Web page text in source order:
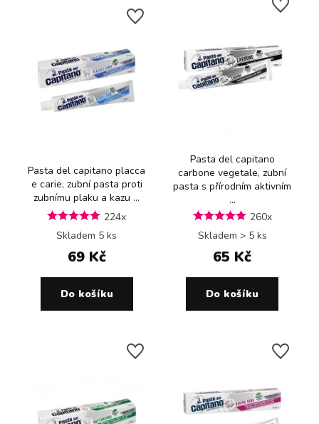
Pasta del capitano placca
e carie, zubní pasta proti
zubnímu plaku a kazu ...
224x
Skladem 5 ks
69 Kč
Do košíku
Pasta del capitano
carbone vegetale, zubní
pasta s přírodním aktivním
...
260x
Skladem > 5 ks
65 Kč
Do košíku